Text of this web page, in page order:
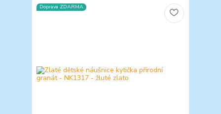
Doprava ZDARMA